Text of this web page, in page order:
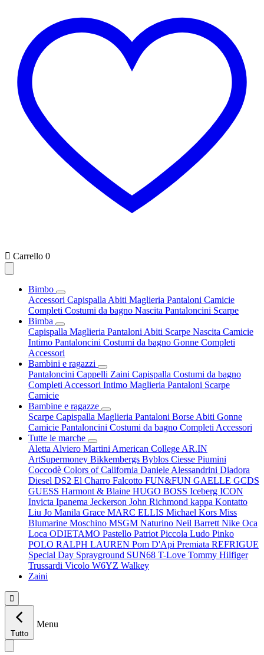
 Carrello 0
Bimbo
Accessori Capispalla Abiti Maglieria Pantaloni Camicie
Completi Costumi da bagno Nascita Pantaloncini Scarpe
Bimba
Capispalla Maglieria Pantaloni Abiti Scarpe Nascita Camicie
Intimo Pantaloncini Costumi da bagno Gonne Completi
Accessori
Bambini e ragazzi
Pantaloncini Cappelli Zaini Capispalla Costumi da bagno
Completi Accessori Intimo Maglieria Pantaloni Scarpe
Camicie
Bambine e ragazze
Scarpe Capispalla Maglieria Pantaloni Borse Abiti Gonne
Camicie Pantaloncini Costumi da bagno Completi Accessori
Tutte le marche
Aletta Alviero Martini American College AR.IN
ArtSupermoney Bikkembergs Byblos Ciesse Piumini
Coccodè Colors of California Daniele Alessandrini Diadora
Diesel DS2 El Charro Falcotto FUN&FUN GAELLE GCDS
GUESS Harmont & Blaine HUGO BOSS Iceberg ICON
Invicta Ipanema Jeckerson John Richmond kappa Kontatto
Liu Jo Manila Grace MARC ELLIS Michael Kors Miss
Blumarine Moschino MSGM Naturino Neil Barrett Nike Oca
Loca ODIETAMO Pastello Patriot Piccola Ludo Pinko
POLO RALPH LAUREN Pom D'Api Premiata REFRIGUE
Special Day Sprayground SUN68 T-Love Tommy Hilfiger
Trussardi Vicolo W6YZ Walkey
Zaini

Tutto
Menu